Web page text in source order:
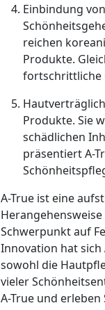
Einbindung
reichen
Produkte.
fortschrittliche
Produkte. Sie
schädlichen
präsentiert A-
A-True ist eine
Schwerpunkt auf
Innovation hat
sowohl die
vieler
A-True und